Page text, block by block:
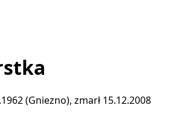
(Gniezno), zmarł 15.12.2008